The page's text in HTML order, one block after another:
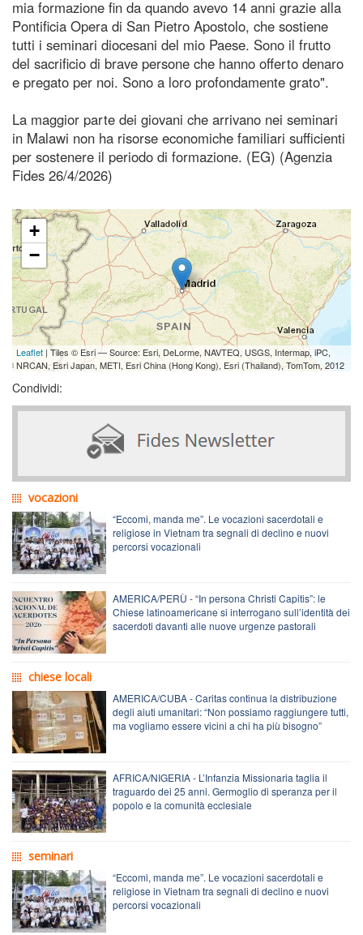
mia formazione fin da quando avevo 14 anni grazie alla
Pontificia Opera di San Pietro Apostolo, che sostiene
tutti i seminari diocesani del mio Paese. Sono il frutto
del sacrificio di brave persone che hanno offerto denaro
e pregato per noi. Sono a loro profondamente grato".
La maggior parte dei giovani che arrivano nei seminari
in Malawi non ha risorse economiche familiari sufficienti
per sostenere il periodo di formazione. (EG) (Agenzia
Fides 26/4/2026)
+
−
Leaflet | Tiles © Esri — Source: Esri, DeLorme, NAVTEQ, USGS, Intermap, iPC,
NRCAN, Esri Japan, METI, Esri China (Hong Kong), Esri (Thailand), TomTom, 2012
Condividi:
vocazioni
“Eccomi, manda me”. Le vocazioni sacerdotali e
religiose in Vietnam tra segnali di declino e nuovi
percorsi vocazionali
AMERICA/PERÙ - “In persona Christi Capitis”: le
Chiese latinoamericane si interrogano sull’identità dei
sacerdoti davanti alle nuove urgenze pastorali
chiese locali
AMERICA/CUBA - Caritas continua la distribuzione
degli aiuti umanitari: “Non possiamo raggiungere tutti,
ma vogliamo essere vicini a chi ha più bisogno”
AFRICA/NIGERIA - L’Infanzia Missionaria taglia il
traguardo dei 25 anni. Germoglio di speranza per il
popolo e la comunità ecclesiale
seminari
“Eccomi, manda me”. Le vocazioni sacerdotali e
religiose in Vietnam tra segnali di declino e nuovi
percorsi vocazionali